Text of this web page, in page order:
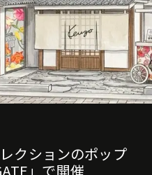
クションのポップ
」で開催